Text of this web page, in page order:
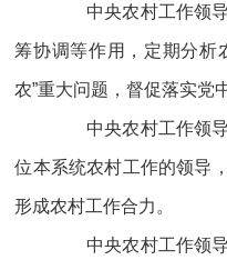
中央农村工作领导
筹协调等作用，定期分析
农”重大问题，督促落实党
中央农村工作领导
位本系统农村工作的领导
形成农村工作合力。
中央农村工作领导